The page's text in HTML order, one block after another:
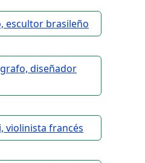
escultor brasileño
diseñador
violinista francés